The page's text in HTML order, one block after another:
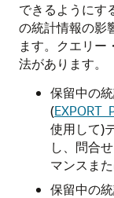
できるようにす
の統計情報の影
ます。クエリー
法があります。
保留中の
(
使用して)
し、問合
マンスま
保留中の